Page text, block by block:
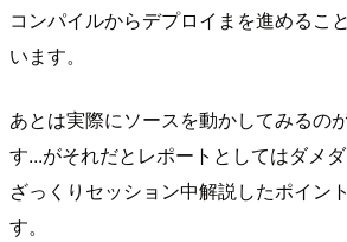
コンパイルからデプロイまを進めるこ
います。
あとは実際にソースを動かしてみるの
す...がそれだとレポートとしてはダメ
ざっくりセッション中解説したポイン
す。